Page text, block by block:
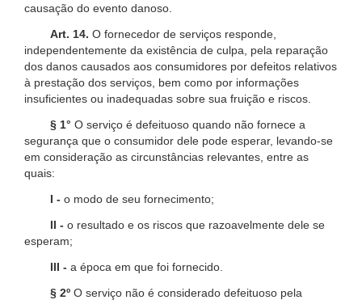
causação do evento danoso.
Art. 14. O fornecedor de serviços responde,
independentemente da existência de culpa, pela reparação
dos danos causados aos consumidores por defeitos relativos
à prestação dos serviços, bem como por informações
insuficientes ou inadequadas sobre sua fruição e riscos.
§ 1° O serviço é defeituoso quando não fornece a
segurança que o consumidor dele pode esperar, levando-se
em consideração as circunstâncias relevantes, entre as
quais:
I - o modo de seu fornecimento;
II - o resultado e os riscos que razoavelmente dele se
esperam;
III - a época em que foi fornecido.
§ 2º O serviço não é considerado defeituoso pela